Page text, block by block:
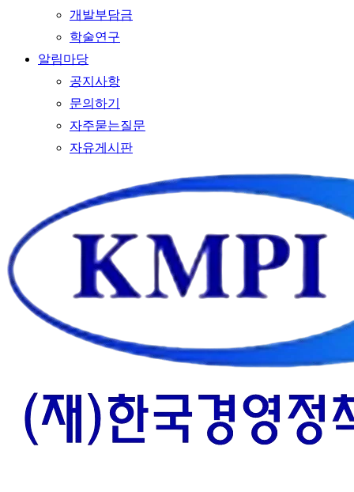
개발부담금
학술연구
알림마당
공지사항
문의하기
자주묻는질문
자유게시판